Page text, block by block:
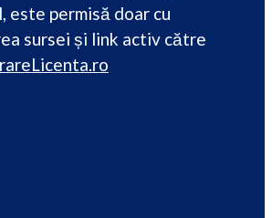
este permisă doar cu
sursei și link activ către